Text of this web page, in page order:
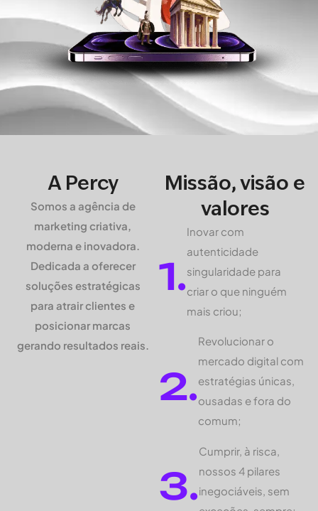
A Percy
Somos a agência de
marketing criativa,
moderna e inovadora.
Dedicada a oferecer
soluções estratégicas
para atrair clientes e
posicionar marcas
gerando resultados reais.
Missão, visão e
valores
1.
Inovar com
autenticidade
singularidade para
criar o que ninguém
mais criou;
2.
Revolucionar o
mercado digital com
estratégias únicas,
ousadas e fora do
comum;
3.
Cumprir, à risca,
nossos 4 pilares
inegociáveis, sem